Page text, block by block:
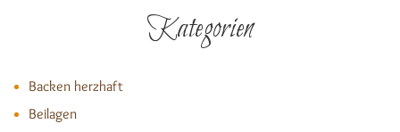
Kategorien
Backen herzhaft
Beilagen